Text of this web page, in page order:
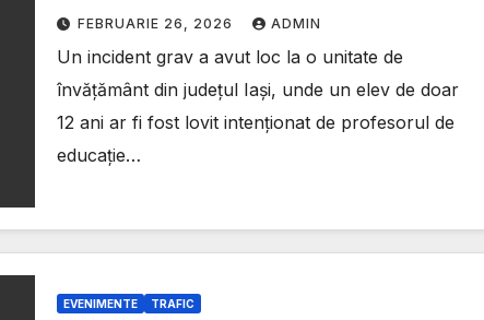
Poliția a deschis dosar penal
FEBRUARIE 26, 2026 ADMIN
Un incident grav a avut loc la o unitate de
învățământ din județul Iași, unde un elev de doar
12 ani ar fi fost lovit intenționat de profesorul de
educație…
EVENIMENTE TRAFIC